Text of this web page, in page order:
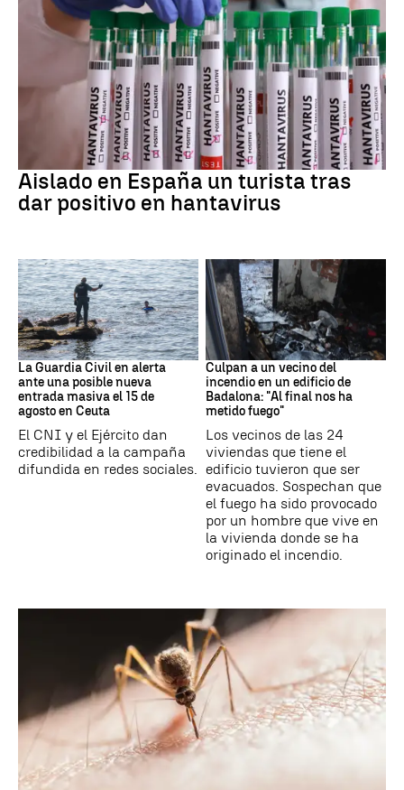
Aislado en España un turista tras
dar positivo en hantavirus
Ceuta
La Guardia Civil en alerta
ante una posible nueva
entrada masiva el 15 de
agosto en Ceuta
El CNI y el Ejército dan
credibilidad a la campaña
difundida en redes sociales.
Cataluña
Culpan a un vecino del
incendio en un edificio de
Badalona: "Al final nos ha
metido fuego"
Los vecinos de las 24
viviendas que tiene el
edificio tuvieron que ser
evacuados. Sospechan que
el fuego ha sido provocado
por un hombre que vive en
la vivienda donde se ha
originado el incendio.